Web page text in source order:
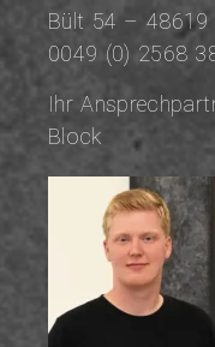
Bült 54 – 48619
0049 (0) 2568
Ihr
Block